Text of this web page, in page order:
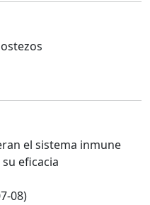
el sistema inmune
eficacia
08)